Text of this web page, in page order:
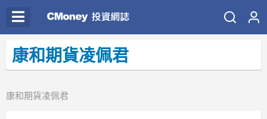
康和期貨凌佩君
康和期貨凌佩君